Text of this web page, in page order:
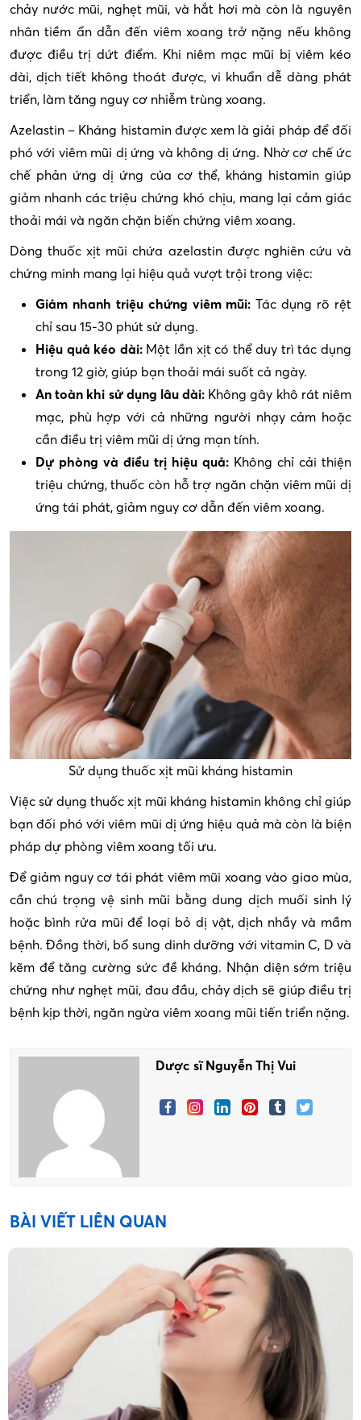
chảy nước mũi, nghẹt mũi, và hắt hơi mà còn là nguyên
nhân tiềm ẩn dẫn đến viêm xoang trở nặng nếu không
được điều trị dứt điểm. Khi niêm mạc mũi bị viêm kéo
dài, dịch tiết không thoát được, vi khuẩn dễ dàng phát
triển, làm tăng nguy cơ nhiễm trùng xoang.
Azelastin – Kháng histamin được xem là giải pháp để đối
phó với viêm mũi dị ứng và không dị ứng. Nhờ cơ chế ức
chế phản ứng dị ứng của cơ thể, kháng histamin giúp
giảm nhanh các triệu chứng khó chịu, mang lại cảm giác
thoải mái và ngăn chặn biến chứng viêm xoang.
Dòng thuốc xịt mũi chứa azelastin được nghiên cứu và
chứng minh mang lại hiệu quả vượt trội trong việc:
Giảm nhanh triệu chứng viêm mũi: Tác dụng rõ rệt
chỉ sau 15-30 phút sử dụng.
Hiệu quả kéo dài:Một lần xịt có thể duy trì tác dụng
trong 12 giờ, giúp bạn thoải mái suốt cả ngày.
An toàn khi sử dụng lâu dài: Không gây khô rát niêm
mạc, phù hợp với cả những người nhạy cảm hoặc
cần điều trị viêm mũi dị ứng mạn tính.
Dự phòng và điều trị hiệu quả: Không chỉ cải thiện
triệu chứng, thuốc còn hỗ trợ ngăn chặn viêm mũi dị
ứng tái phát, giảm nguy cơ dẫn đến viêm xoang.
Sử dụng thuốc xịt mũi kháng histamin
Việc sử dụng thuốc xịt mũi kháng histamin không chỉ giúp
bạn đối phó với viêm mũi dị ứng hiệu quả mà còn là biện
pháp dự phòng viêm xoang tối ưu.
Để giảm nguy cơ tái phát viêm mũi xoang vào giao mùa,
cần chú trọng vệ sinh mũi bằng dung dịch muối sinh lý
hoặc bình rửa mũi để loại bỏ dị vật, dịch nhầy và mầm
bệnh. Đồng thời, bổ sung dinh dưỡng với vitamin C, D và
kẽm để tăng cường sức đề kháng. Nhận diện sớm triệu
chứng như nghẹt mũi, đau đầu, chảy dịch sẽ giúp điều trị
bệnh kịp thời, ngăn ngừa viêm xoang mũi tiến triển nặng.
Dược sĩ Nguyễn Thị Vui
BÀI VIẾT LIÊN QUAN